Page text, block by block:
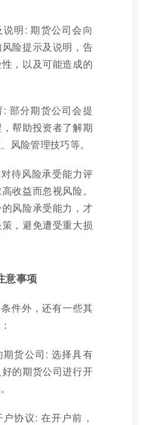
明: 期货公司会向
险提示及说明，告
，以及可能造成的
部分期货公司会提
帮助投资者了解期
风险管理技巧等。
待风险承受能力评
收益而忽视风险。
风险承受能力，才
，避免遭受重大损
意事项
件外，还有一些其
期货公司: 选择具有
的期货公司进行开
协议: 在开户前，